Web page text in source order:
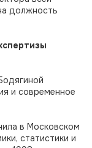
должность
и современное
в Московском
статистики и